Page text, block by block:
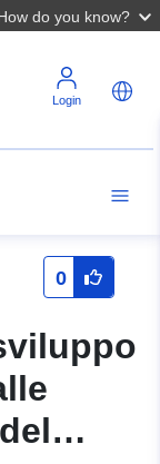
do you know?
Login
0